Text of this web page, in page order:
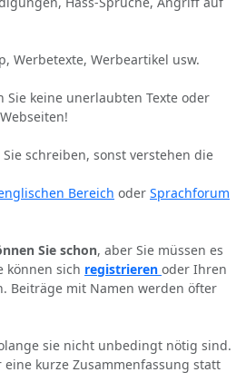
Werbetexte, Werbeartikel usw.
Sie keine unerlaubten Texte oder
schreiben, sonst verstehen die
Bereich oder Sprachforum
Sie schon, aber Sie müssen es
können sich registrieren oder Ihren
Beiträge mit Namen werden öfter
sie nicht unbedingt nötig sind.
eine kurze Zusammenfassung statt